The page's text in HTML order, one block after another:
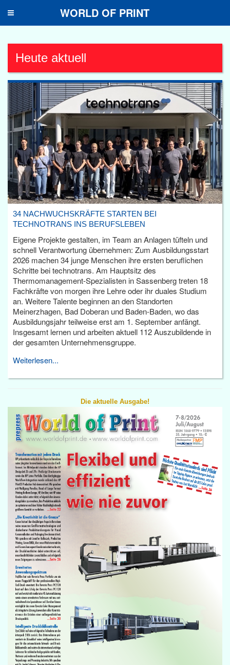
Toggle
WORLD OF PRINT
Heute aktuell
34 NACHWUCHSKRÄFTE STARTEN BEI
TECHNOTRANS INS BERUFSLEBEN
Eigene Projekte gestalten, im Team an Anlagen tüfteln und
schnell Verantwortung übernehmen: Zum Ausbildungsstart
2026 machen 34 junge Menschen ihre ersten beruflichen
Schritte bei technotrans. Am Hauptsitz des
Thermomanagement-Spezialisten in Sassenberg treten 18
Fachkräfte von morgen ihre Lehre oder ihr duales Studium
an. Weitere Talente beginnen an den Standorten
Meinerzhagen, Bad Doberan und Baden-Baden, wo das
Ausbildungsjahr teilweise erst am 1. September anfängt.
Insgesamt lernen und arbeiten aktuell 112 Auszubildende in
der gesamten Unternehmensgruppe.
Weiterlesen...
Die aktuelle Ausgabe!